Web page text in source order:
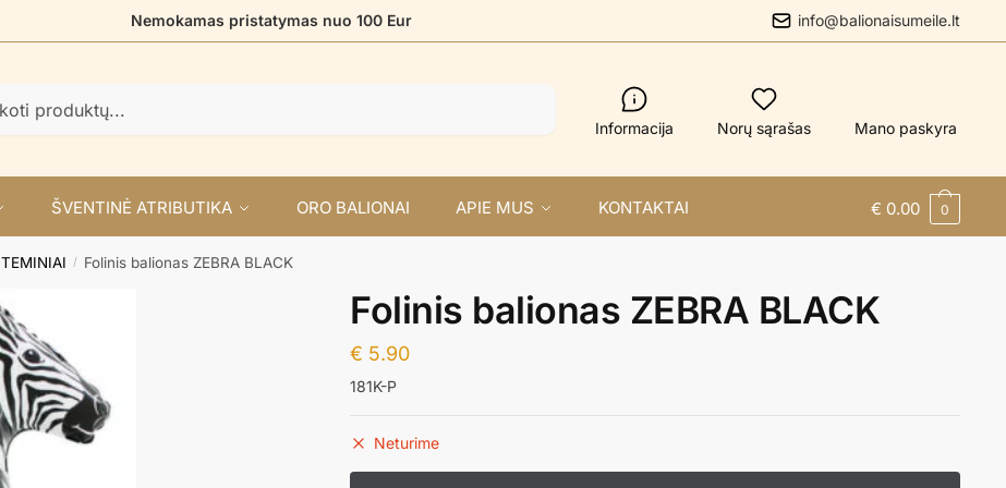
Nemokamas pristatymas nuo 100 Eur info@balionaisumeile.lt
Informacija Norų sąrašas Mano paskyra
ŠVENTINĖ ATRIBUTIKA ORO BALIONAI APIE MUS KONTAKTAI € 0.00 0
TEMINIAI / Folinis balionas ZEBRA BLACK
Folinis balionas ZEBRA BLACK
€ 5.90
181K-P
Neturime